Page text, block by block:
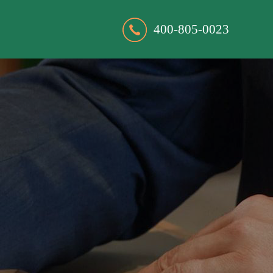
400-805-0023